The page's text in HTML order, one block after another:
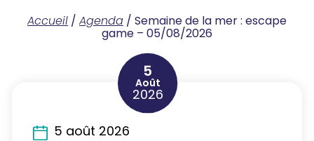
Accueil / Agenda / Semaine de la mer : escape
game – 05/08/2026
5
Août
2026
5 août 2026